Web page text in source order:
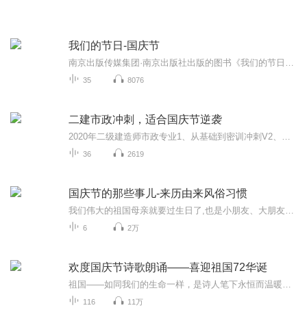
我们的节日-国庆节
35 8076
二建市政冲刺，适合国庆节逆袭
36 2619
国庆节的那些事儿-来历由来风俗习惯
6 2万
欢度国庆节诗歌朗诵——喜迎祖国72华诞
116 11万